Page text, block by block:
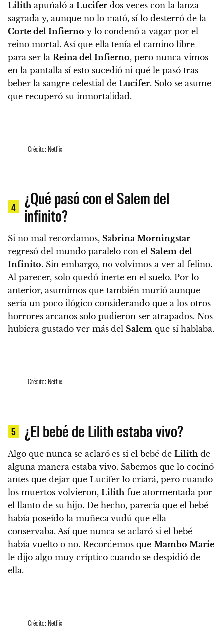
Lilithapuñaló a Lucifer dos veces con la lanza
sagrada y, aunque no lo mató, sí lo desterró de la
Corte del Infierno y lo condenó a vagar por el
reino mortal. Así que ella tenía el camino libre
para ser la Reina del Infierno, pero nunca vimos
en la pantalla sí esto sucedió ni qué le pasó tras
beber la sangre celestial de Lucifer. Solo se asume
que recuperó su inmortalidad.
Crédito: Netflix
4
¿Qué pasó con el Salem del
infinito?
Si no mal recordamos, Sabrina Morningstar
regresó del mundo paralelo con el Salem del
Infinito. Sin embargo, no volvimos a ver al felino.
Al parecer, solo quedó inerte en el suelo. Por lo
anterior, asumimos que también murió aunque
sería un poco ilógico considerando que a los otros
horrores arcanos solo pudieron ser atrapados. Nos
hubiera gustado ver más del Salem que sí hablaba.
Crédito: Netflix
5 ¿El bebé de Lilith estaba vivo?
Algo que nunca se aclaró es si el bebé de Lilithde
alguna manera estaba vivo. Sabemos que lo cocinó
antes que dejar que Lucifer lo criará, pero cuando
los muertos volvieron, Lilithfue atormentada por
el llanto de su hijo. De hecho, parecía que el bebé
había poseído la muñeca vudú que ella
conservaba. Así que nunca se aclaró si el bebé
había vuelto o no. Recordemos que Mambo Marie
le dijo algo muy críptico cuando se despidió de
ella.
Crédito: Netflix